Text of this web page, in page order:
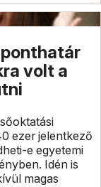
volt a
ezer jelentkező
e egyetemi
Idén is
magas